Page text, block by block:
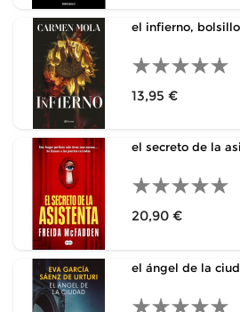
el infierno, bolsillo
13,95 €
el secreto de la
20,90 €
el ángel de la